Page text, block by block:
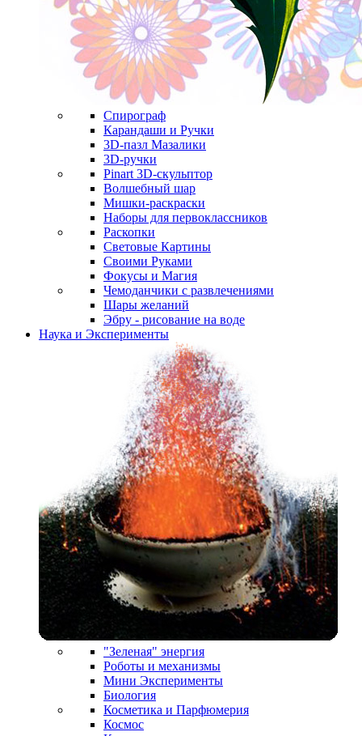
Спирограф
Карандаши и Ручки
3D-пазл Мазалики
3D-ручки
Pinart 3D-скульптор
Волшебный шар
Мишки-раскраски
Наборы для первоклассников
Раскопки
Световые Картины
Своими Руками
Фокусы и Магия
Чемоданчики с развлечениями
Шары желаний
Эбру - рисование на воде
Наука и Эксперименты
"Зеленая" энергия
Роботы и механизмы
Мини Эксперименты
Биология
Косметика и Парфюмерия
Космос